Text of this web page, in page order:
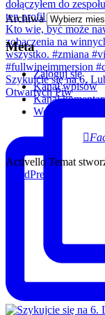
Szykujcie się na 6.
Otwartych Piw
Archiwa
Meta
Zaloguj się
Kanał wpisów
Kanał
WordPress.org
Activello Temat
WordPress